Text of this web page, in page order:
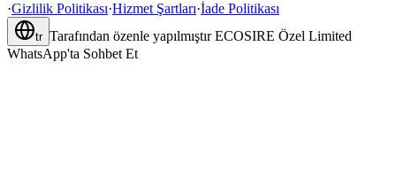
·Gizlilik Politikası·Hizmet Şartları·İade Politikası
tr Tarafından özenle yapılmıştır ECOSIRE Özel Limited
WhatsApp'ta Sohbet Et